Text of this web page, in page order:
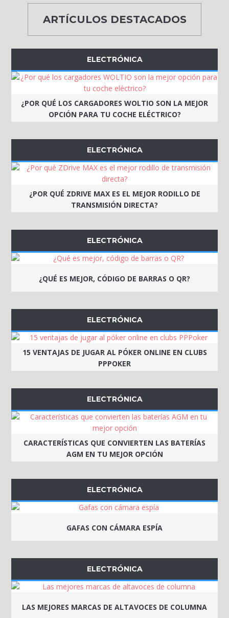
ARTÍCULOS DESTACADOS
ELECTRÓNICA
¿POR QUÉ LOS CARGADORES WOLTIO SON LA MEJOR
OPCIÓN PARA TU COCHE ELÉCTRICO?
ELECTRÓNICA
¿POR QUÉ ZDRIVE MAX ES EL MEJOR RODILLO DE
TRANSMISIÓN DIRECTA?
ELECTRÓNICA
¿QUÉ ES MEJOR, CÓDIGO DE BARRAS O QR?
ELECTRÓNICA
15 VENTAJAS DE JUGAR AL PÓKER ONLINE EN CLUBS
PPPOKER
ELECTRÓNICA
CARACTERÍSTICAS QUE CONVIERTEN LAS BATERÍAS
AGM EN TU MEJOR OPCIÓN
ELECTRÓNICA
GAFAS CON CÁMARA ESPÍA
ELECTRÓNICA
LAS MEJORES MARCAS DE ALTAVOCES DE COLUMNA